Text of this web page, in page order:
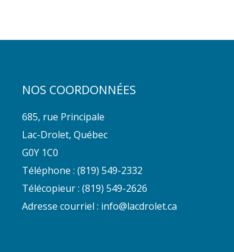
NOS COORDONNÉES
685, rue Principale
Lac-Drolet, Québec
G0Y 1C0
Téléphone : (819) 549-2332
Télécopieur : (819) 549-2626
Adresse courriel : info@lacdrolet.ca